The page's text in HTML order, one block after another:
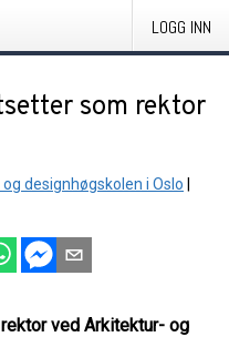
LOGG INN
som rektor
designhøgskolen i Oslo
ved Arkitektur- og